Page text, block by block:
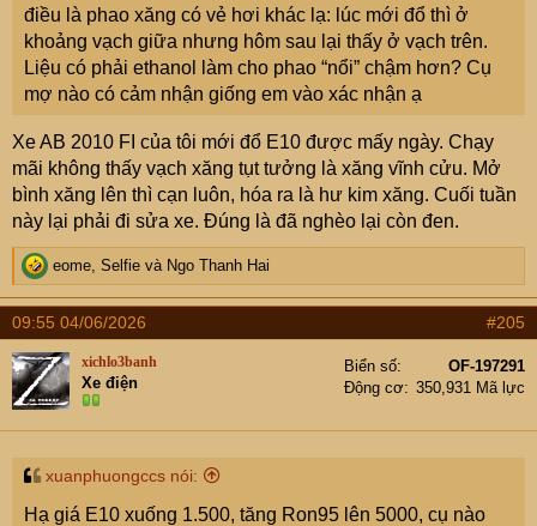
điều là phao xăng có vẻ hơi khác lạ: lúc mới đổ thì ở
khoảng vạch giữa nhưng hôm sau lại thấy ở vạch trên.
Liệu có phải ethanol làm cho phao “nổi” chậm hơn? Cụ
mợ nào có cảm nhận giống em vào xác nhận ạ
Xe AB 2010 FI của tôi mới đổ E10 được mấy ngày. Chạy
mãi không thấy vạch xăng tụt tưởng là xăng vĩnh cửu. Mở
bình xăng lên thì cạn luôn, hóa ra là hư kim xăng. Cuối tuần
này lại phải đi sửa xe. Đúng là đã nghèo lại còn đen.
R
e
a
c
t
i
o
n
s
eome, Selfie và Ngo Thanh Hai
09:55 04/06/2026 #205
xichlo3banh
Xe điện
Biển số
OF-197291
Động cơ
350,931 Mã lực
xuanphuongccs nói:
Hạ giá E10 xuống 1.500, tăng Ron95 lên 5000, cụ nào